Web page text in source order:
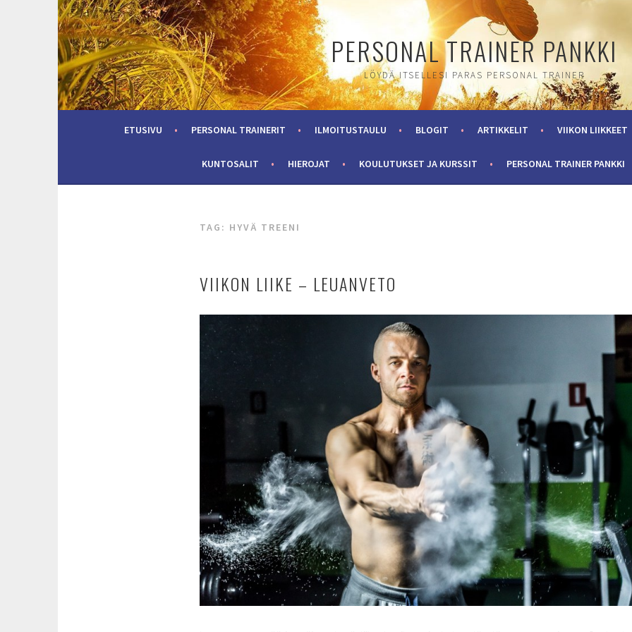
Skip
to
content
PERSONAL TRAINER PANKKI
LÖYDÄ ITSELLESI PARAS PERSONAL TRAINER
ETUSIVU PERSONAL TRAINERIT ILMOITUSTAULU BLOGIT ARTIKKELIT VIIKON LIIKKEET
KUNTOSALIT HIEROJAT KOULUTUKSET JA KURSSIT PERSONAL TRAINER PANKKI
TAG: HYVÄ TREENI
VIIKON LIIKE – LEUANVETO